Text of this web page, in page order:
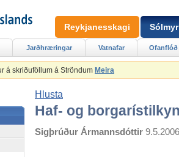
á skriðuföllum á Ströndum Meira
Hlusta
Haf- og
Sigþrúður Ármannsdóttir 9.5.2006
Jarðhræringar Vatnafar Ofanflóð
Reykjanesskagi